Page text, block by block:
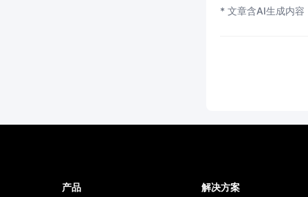
* 文章含AI生成内容
产品 解决方案